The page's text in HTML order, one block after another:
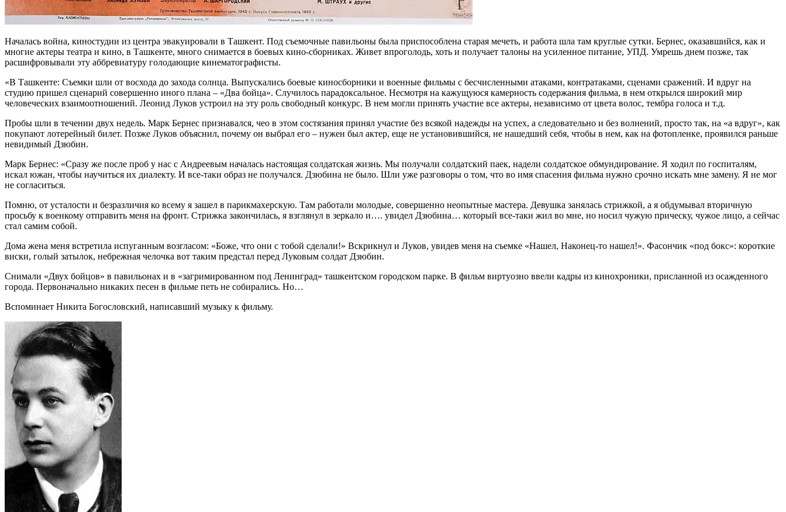
Началась война, киностудии из центра эвакуировали в Ташкент. Под съемочные павильоны была приспособлена старая мечеть, и работа шла там круглые сутки. Бернес, оказавшийся, как и
многие актеры театра и кино, в Ташкенте, много снимается в боевых кино-сборниках. Живет впроголодь, хоть и получает талоны на усиленное питание, УПД. Умрешь днем позже, так
расшифровывали эту аббревиатуру голодающие кинематографисты.
«В Ташкенте: Съемки шли от восхода до захода солнца. Выпускались боевые киносбор­ники и военные фильмы с бесчисленными атаками, контратаками, сценами сражений. И вдруг на
студию пришел сценарий совершенно иного плана – «Два бойца». Случилось парадоксальное. Несмотря на кажущуюся камерность содержания фильма, в нем открылся широкий мир
человеческих взаимоотношений. Леонид Луков устроил на эту роль свободный конкурс. В нем могли принять участие все актеры, независимо от цвета волос, тембра голоса и т.д.
Пробы шли в течении двух недель. Марк Бернес признавался, чео в этом состязания принял участие без всякой надежды на успех, а следовательно и без волнений, просто так, на «а вдруг», как
покупают лотерейный билет. Позже Луков объяснил, почему он выбрал его – нужен был актер, еще не установившийся, не нашедший себя, чтобы в нем, как на фотопленке, проявился раньше
невидимый Дзюбин.
Марк Бернес: «Сразу же после проб у нас с Андреевым началась настоящая солдатская жизнь. Мы получали солдатский паек, надели солдатское обмундирование. Я ходил по госпиталям,
искал южан, чтобы научиться их диалекту. И все-таки образ не получался. Дзюбина не было. Шли уже разговоры о том, что во имя спасения фильма нужно срочно искать мне замену. Я не мог
не согласиться.
Помню, от усталости и безразличия ко всему я зашел в парикмахерскую. Там работали молодые, совершенно неопытные мастера. Девушка занялась стрижкой, а я обдумывал вторичную
просьбу к военкому отправить меня на фронт. Стрижка закончилась, я взглянул в зеркало и…. увидел Дзюбина… который все-таки жил во мне, но носил чужую прическу, чужое лицо, а сейчас
стал самим собой.
Дома жена меня встретила испуганным возгласом: «Боже, что они с тобой сделали!» Вскрикнул и Луков, увидев меня на съемке «Нашел, Наконец-то нашел!». Фасончик «под бокс»: короткие
виски, голый затылок, небрежная челочка вот таким предстал перед Луковым солдат Дзюбин.
Снимали «Двух бойцов» в павильонах и в «загримированном под Ленинград» ташкентском городском парке. В фильм виртуозно ввели кадры из кинохроники, присланной из осажденного
города. Первоначально никаких песен в фильме петь не собирались. Но…
Вспоминает Никита Богословский, написавший музыку к фильму.